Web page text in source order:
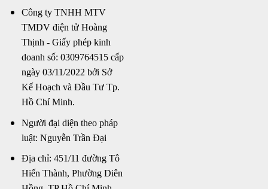
Công ty TNHH MTV
TMDV điện tử Hoàng
Thịnh - Giấy phép kinh
doanh số: 0309764515 cấp
ngày 03/11/2022 bởi Sở
Kế Hoạch và Đầu Tư Tp.
Hồ Chí Minh.
Người đại diện theo pháp
luật: Nguyễn Trần Đại
Địa chỉ: 451/11 đường Tô
Hiến Thành, Phường Diên